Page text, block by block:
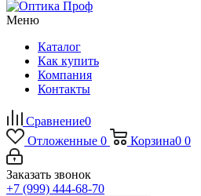
Меню
Каталог
Как купить
Компания
Контакты
Сравнение0
Отложенные 0 Корзина0 0
Заказать звонок
+7 (999) 444-68-70